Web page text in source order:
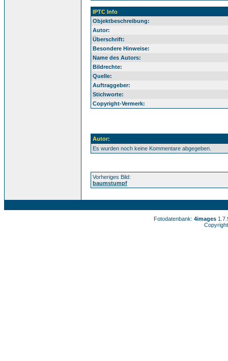
IPTC Info
Objektbeschreibung:
Autor:
Überschrift:
Besondere Hinweise:
Name des Autors:
Bildrechte:
Quelle:
Auftraggeber:
Stichworte:
Copyright-Vermerk:
Autor:
Es wurden noch keine Kommentare abgegeben.
Vorheriges Bild:
baumstumpf
Fotodatenbank: 4images